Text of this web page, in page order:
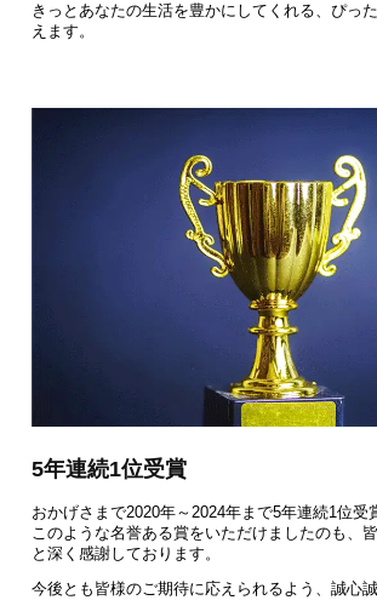
きっとあなたの生活を豊かにしてくれる、ぴっ
えます。
5年連続1位受賞
おかげさまで2020年～2024年まで5年連続1位受
このような名誉ある賞をいただけましたのも、
と深く感謝しております。
今後とも皆様のご期待に応えられるよう、誠心